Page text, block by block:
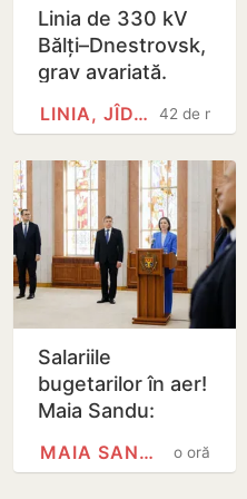
Linia de 330 kV
Bălți–Dnestrovsk,
grav avariată.
Restabilirea ar
putea dura peste42 de minute
LINIA, JÎDACIV
Salariile
bugetarilor în aer!
Maia Sandu:
septembrie ar
o oră
MAIA SANDU